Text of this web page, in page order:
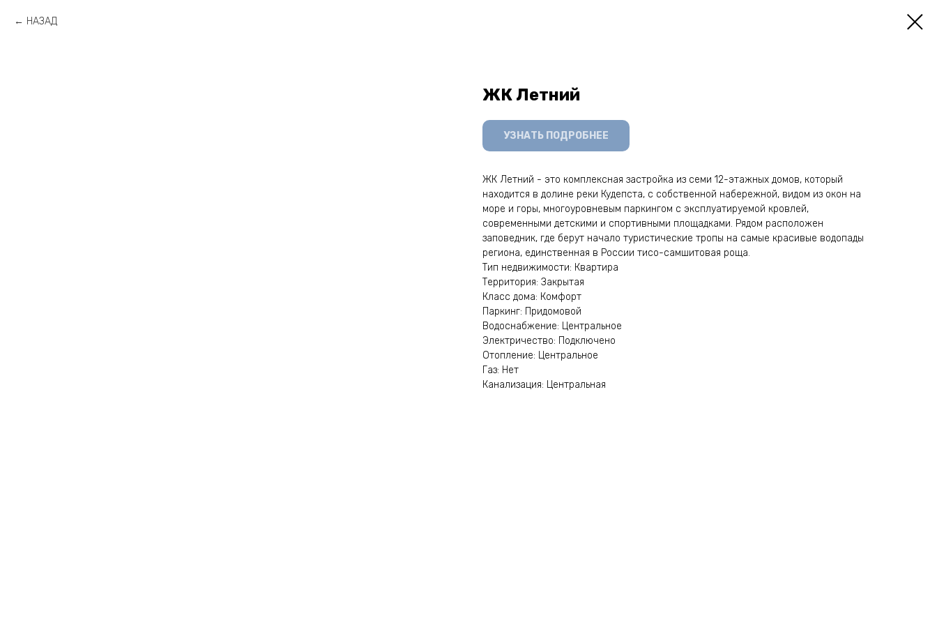
НАЗАД
ЖК Летний
УЗНАТЬ ПОДРОБНЕЕ
ЖК Летний - это комплексная застройка из семи 12-этажных домов, который
находится в долине реки Кудепста, с собственной набережной, видом из окон на
море и горы, многоуровневым паркингом с эксплуатируемой кровлей,
современными детскими и спортивными площадками. Рядом расположен
заповедник, где берут начало туристические тропы на самые красивые водопады
региона, единственная в России тисо-самшитовая роща.
Тип недвижимости: Квартира
Территория: Закрытая
Класс дома: Комфорт
Паркинг: Придомовой
Водоснабжение: Центральное
Электричество: Подключено
Отопление: Центральное
Газ: Нет
Канализация: Центральная